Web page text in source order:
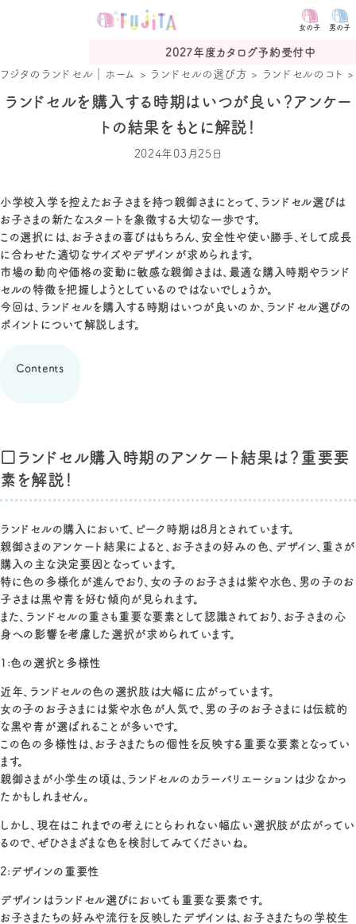
女の子 男の子
2027年度カタログ予約受付中
フジタのランドセル｜ホーム
> ランドセルの選び方 > ランドセルのコト
ランドセルを購入する時期はいつが良い？アンケー
トの結果をもとに解説！
2024年03月25日
小学校入学を控えたお子さまを持つ親御さまにとって、ランドセル選びは
お子さまの新たなスタートを象徴する大切な一歩です。
この選択には、お子さまの喜びはもちろん、安全性や使い勝手、そして成長
に合わせた適切なサイズやデザインが求められます。
市場の動向や価格の変動に敏感な親御さまは、最適な購入時期やランド
セルの特徴を把握しようとしているのではないでしょうか。
今回は、ランドセルを購入する時期はいつが良いのか、ランドセル選びの
ポイントについて解説します。
Contents
□ランドセル購入時期のアンケート結果は？重要要
素を解説！
ランドセルの購入において、ピーク時期は8月とされています。
親御さまのアンケート結果によると、お子さまの好みの色、デザイン、重さが
購入の主な決定要因となっています。
特に色の多様化が進んでおり、女の子のお子さまは紫や水色、男の子のお
子さまは黒や青を好む傾向が見られます。
また、ランドセルの重さも重要な要素として認識されており、お子さまの心
身への影響を考慮した選択が求められています。
1:色の選択と多様性
近年、ランドセルの色の選択肢は大幅に広がっています。
女の子のお子さまには紫や水色が人気で、男の子のお子さまには伝統的
な黒や青が選ばれることが多いです。
この色の多様性は、お子さまたちの個性を反映する重要な要素となってい
ます。
親御さまが小学生の頃は、ランドセルのカラーバリエーションは少なかっ
たかもしれません。
しかし、現在はこれまでの考えにとらわれない幅広い選択肢が広がってい
るので、ぜひさまざまな色を検討してみてくださいね。
2:デザインの重要性
デザインはランドセル選びにおいても重要な要素です。
お子さまたちの好みや流行を反映したデザインは、お子さまたちの学校生